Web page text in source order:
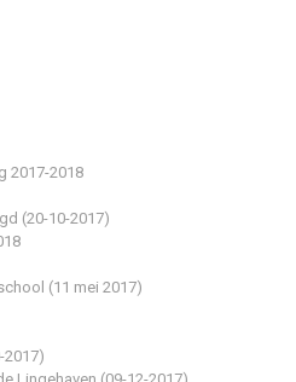
2017-2018
(20-10-2017)
(11 mei 2017)
2017)